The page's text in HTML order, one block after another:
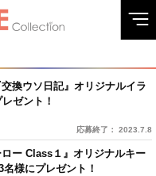
換ウソ日記』オリジナルイラ
ゼント！
応募終了： 2023.7.8
ー Class１』オリジナルキー
様にプレゼント！